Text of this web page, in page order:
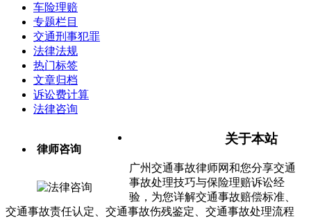
车险理赔
专题栏目
交通刑事犯罪
法律法规
热门标签
文章归档
诉讼费计算
法律咨询
律师咨询
关于本站
广州交通事故律师网和您分享交通
事故处理技巧与保险理赔诉讼经
验，为您详解交通事故赔偿标准、
交通事故责任认定、交通事故伤残鉴定、交通事故处理流程